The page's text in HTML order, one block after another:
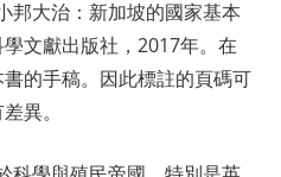
邦大治：新加坡的國家基本
文獻出版社，2017年。在
的手稿。因此標註的頁碼可
異。